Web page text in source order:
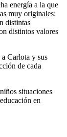
energía a la que
muy originales:
distintas
distintos valores
Carlota y sus
de cada
situaciones
en